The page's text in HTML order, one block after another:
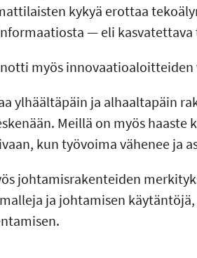
kykyä erottaa
— eli
myös
ylhäältäpäin ja alhaaltapäin
Meillä on myös haaste
kun työvoima vähenee ja
johtamisrakenteiden
ja johtamisen